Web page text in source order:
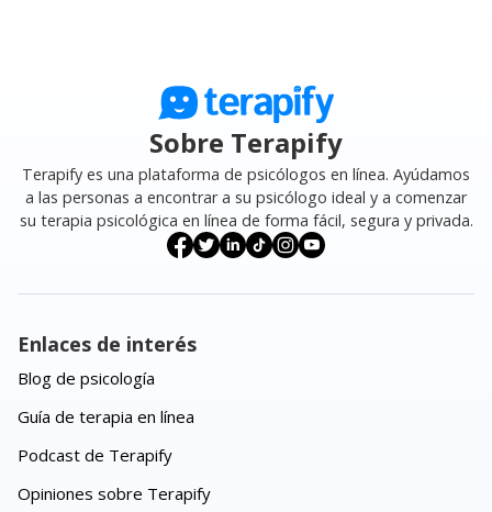
Sobre Terapify
Terapify es una plataforma de psicólogos en línea. Ayúdamos
a las personas a encontrar a su psicólogo ideal y a comenzar
su terapia psicológica en línea de forma fácil, segura y privada.
Enlaces de interés
Blog de psicología
Guía de terapia en línea
Podcast de Terapify
Opiniones sobre Terapify